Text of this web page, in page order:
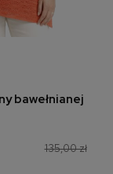
koszyka
bawełnianej
135,00 zł